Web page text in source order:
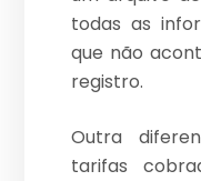
todas as
que não
registro.
Outra
tarifas